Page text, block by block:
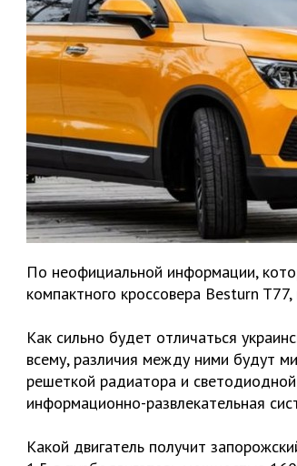
По неофициальной информации,
компактного кроссовера Besturn
Как сильно будет отличаться
всему, различия между ними будут
решеткой радиатора и
информационно-развлекательная
Какой двигатель получит